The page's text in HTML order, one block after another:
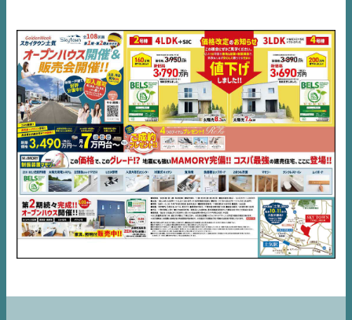
住宅情報誌ミッケル
市原エリア
千葉エリア
内房エリア
デジタルサイネージ
不動産一括査定
コラム